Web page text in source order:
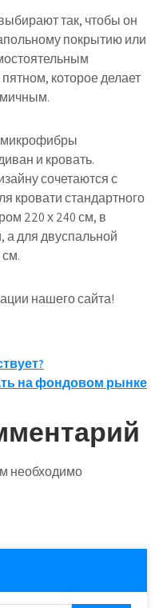
так, чтобы он
покрытию или
которое делает
микрофибры
и кровать.
сочетаются с
кровати стандартного
220 х 240 см, в
а для двуспальной
нашего сайта!
на фондовом рынке
необходимо